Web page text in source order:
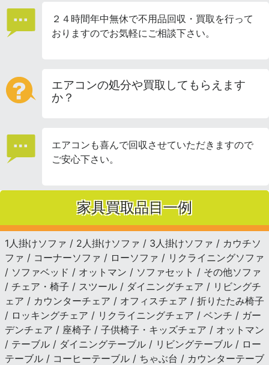
２４時間年中無休で不用品回収・買取を行って
おりますのでお気軽にご相談下さい。
エアコンの処分や買取してもらえます
か？
エアコンも喜んで回収させていただきますので
ご安心下さい。
家具買取品目一例
1人掛けソファ / 2人掛けソファ / 3人掛けソファ / カウチソ
ファ / コーナーソファ / ローソファ / リクライニングソファ
/ ソファベッド / オットマン / ソファセット / その他ソファ
/ チェア・椅子 / スツール / ダイニングチェア / リビングチ
ェア / カウンターチェア / オフィスチェア / 折りたたみ椅子
/ ロッキングチェア / リクライニングチェア / ベンチ / ガー
デンチェア / 座椅子 / 子供椅子・キッズチェア / オットマン
/ テーブル / ダイニングテーブル / リビングテーブル / ロー
テーブル / コーヒーテーブル / ちゃぶ台 / カウンターテーブ